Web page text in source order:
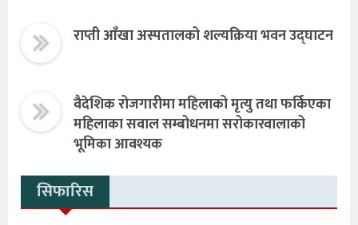
राप्ती आँखा अस्पतालको शल्यक्रिया भवन उद्घाटन
वैदेशिक रोजगारीमा महिलाको मृत्यु तथा फर्किएका
महिलाका सवाल सम्बोधनमा सरोकारवालाको
भूमिका आवश्यक
सिफारिस